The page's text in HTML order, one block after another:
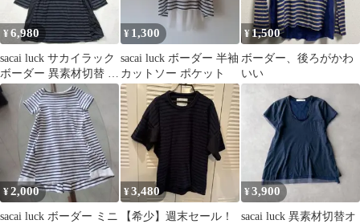
¥6,980
sacai luck サカイラック
ボーダー 異素材切替 チ
ュニック M
¥ 1,300
sacai luck ボーダー 半袖
カットソー ポケット
¥ 1,500
ボーダー、後ろがかわ
いい
¥2,000
sacai luck ボーダー ミニ
¥3,480
【希少】週末セール！
¥3,900
sacai luck 異素材切替オ